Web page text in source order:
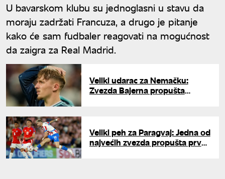
U bavarskom klubu su jednoglasni u stavu da
moraju zadržati Francuza, a drugo je pitanje
kako će sam fudbaler reagovati na mogućnost
da zaigra za Real Madrid.
Veliki udarac za Nemačku:
Zvezda Bajerna propušta
Veliki peh za Paragvaj: Jedna od
najvećih zvezda propušta prve